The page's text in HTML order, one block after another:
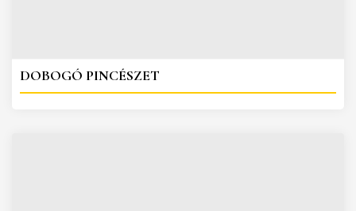
DOBOGÓ PINCÉSZET